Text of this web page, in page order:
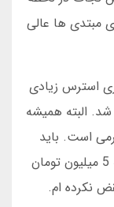
مبتدی ها عالی
کاری استرس زیادی
برایم راه فرار شد. البته همیشه
است. باید
حد ضرر تعیین کنید. من برای خودم ماهانه 5 میلیون تومان
نکرده ام.